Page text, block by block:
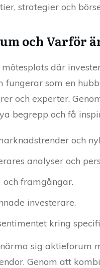
strategier och
och Varför
där
fungerar som en
och experter.
begrepp och få
och
analyser och
framgångar.
investerare.
kring
sig aktieforum
Genom att